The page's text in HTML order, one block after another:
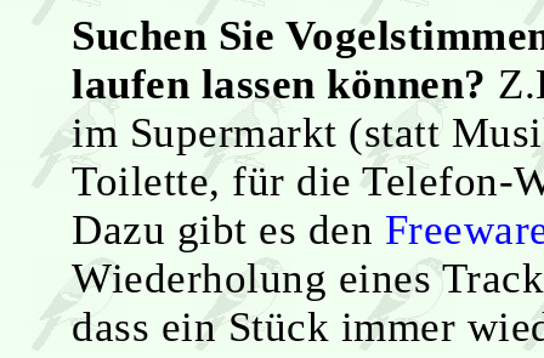
Suchen Sie
laufen lassen können?
im Supermarkt (statt
Toilette, für die Telefon-
Dazu gibt es den
Wiederholung eines
dass ein Stück immer